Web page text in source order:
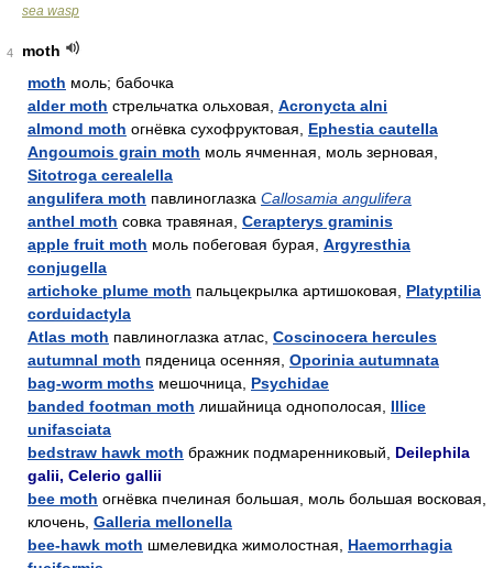
sea wasp
4
moth
moth моль; бабочка
alder moth стрельчатка ольховая, Acronycta alni
almond moth огнёвка сухофруктовая, Ephestia cautella
Angoumois grain moth моль ячменная, моль зерновая,
Sitotroga cerealella
angulifera moth павлиноглазка Callosamia angulifera
anthel moth совка травяная, Cerapterys graminis
apple fruit moth моль побеговая бурая, Argyresthia
conjugella
artichoke plume moth пальцекрылка артишоковая, Platyptilia
corduidactyla
Atlas moth павлиноглазка атлас, Coscinocera hercules
autumnal moth пяденица осенняя, Oporinia autumnata
bag-worm moths мешочница, Psychidae
banded footman moth лишайница однополосая, Illice
unifasciata
bedstraw hawk moth бражник подмаренниковый, Deilephila
galii, Celerio gallii
bee moth огнёвка пчелиная большая, моль большая восковая,
клочень, Galleria mellonella
bee-hawk moth шмелевидка жимолостная, Haemorrhagia